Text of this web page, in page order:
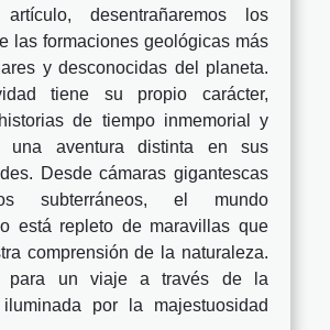
desentrañaremos los
las formaciones geológicas más
y desconocidas del planeta.
tiene su propio carácter,
de tiempo inmemorial y
una aventura distinta en sus
Desde cámaras gigantescas
subterráneos, el mundo
está repleto de maravillas que
comprensión de la naturaleza.
para un viaje a través de la
por la majestuosidad